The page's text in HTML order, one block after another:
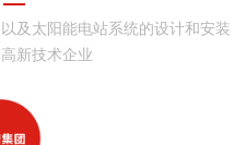
及太阳能电站系统的设计和安装
新技术企业